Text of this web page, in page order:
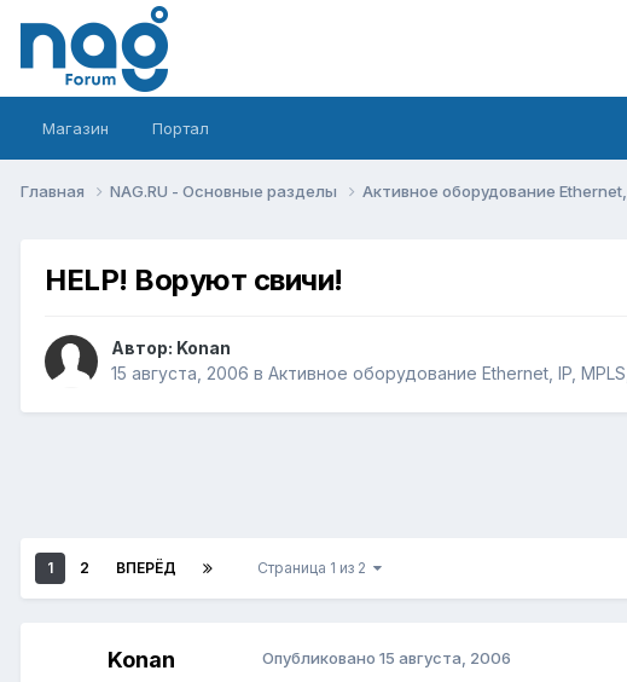
Магазин Портал
Главная NAG.RU - Основные разделы Активное оборудование Ethernet,
HELP! Воруют свичи!
Автор: Konan
15 августа, 2006 в Активное оборудование Ethernet, IP,
1 2 ВПЕРЁД Страница 1 из 2
Konan Опубликовано 15 августа, 2006